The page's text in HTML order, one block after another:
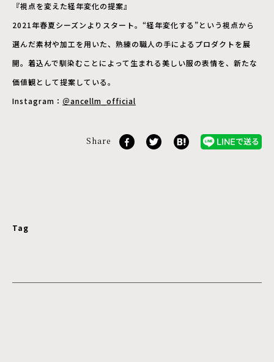
『視点を変えた経年変化の提案』
2021年春夏シーズンよりスタート。“経年変化する”という視点から
選んだ素材や加工を用いた、熟練の職人の手によるプロダクトを展
開。着込んで馴染むことによって生まれる美しい服の表情を、新たな
価値観として提案している。
Instagram： ＠ancellm_official
Share
Tag